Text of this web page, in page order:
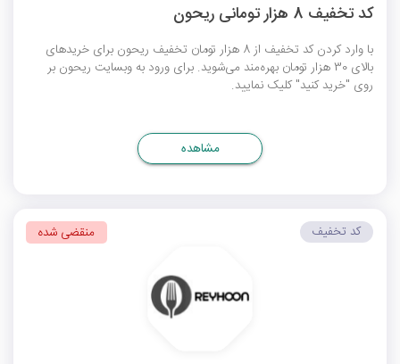
کد تخفیف 8 هزار تومانی ریحون
با وارد کردن کد تخفیف از 8 هزار تومان تخفیف ریحون برای خریدهای
بالای 30 هزار تومان بهره‌مند می‌شوید. برای ورود به وبسایت ریحون بر
روی "خرید کنید" کلیک نمایید.
مشاهده
کد تخفیف منقضی شده